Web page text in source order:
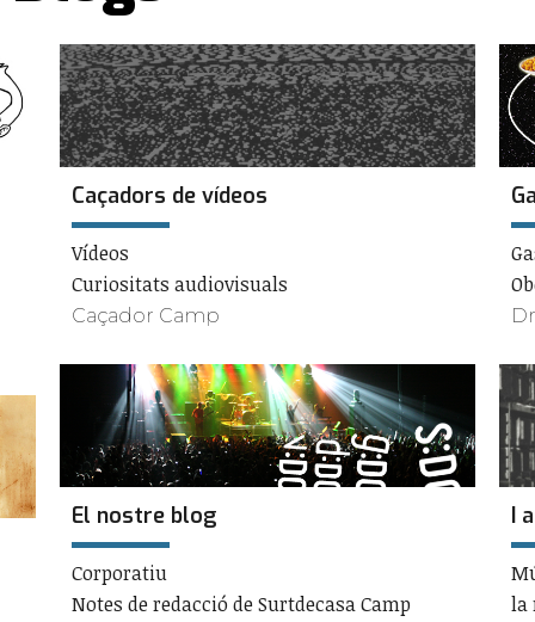
Caçadors de vídeos
Vídeos
Curiositats audiovisuals
Caçador Camp
El nostre blog
Corporatiu
Notes de redacció de Surtdecasa Camp
I
la